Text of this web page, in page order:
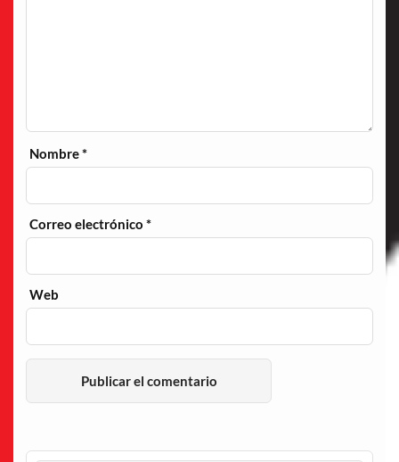
Nombre*
Correo electrónico*
Web